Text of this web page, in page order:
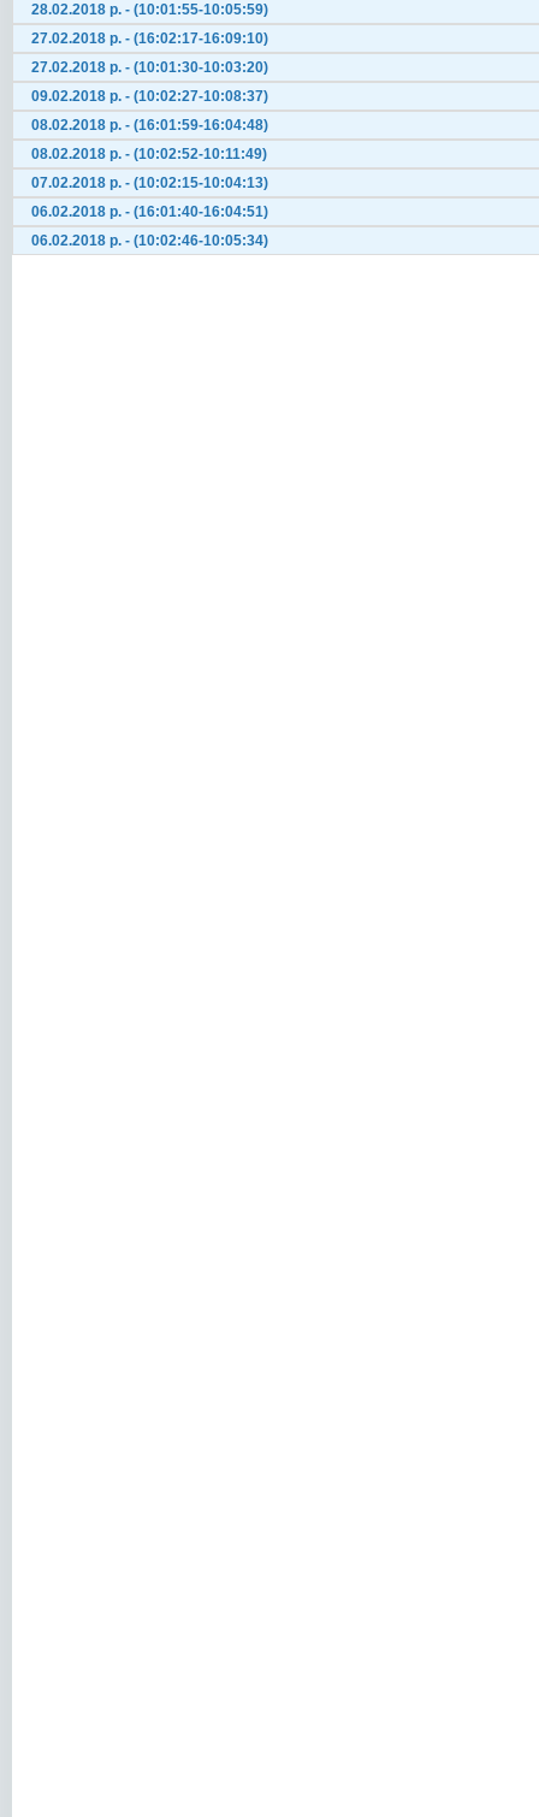
28.02.2018 р. - (10:01:55-10:05:59)
27.02.2018 р. - (16:02:17-16:09:10)
27.02.2018 р. - (10:01:30-10:03:20)
09.02.2018 р. - (10:02:27-10:08:37)
08.02.2018 р. - (16:01:59-16:04:48)
08.02.2018 р. - (10:02:52-10:11:49)
07.02.2018 р. - (10:02:15-10:04:13)
06.02.2018 р. - (16:01:40-16:04:51)
06.02.2018 р. - (10:02:46-10:05:34)